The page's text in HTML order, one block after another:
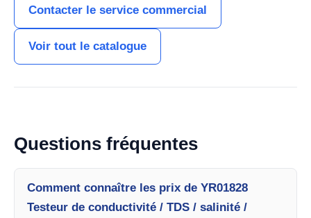
Contacter le service commercial
Voir tout le catalogue
Questions fréquentes
Comment connaître les prix de YR01828
Testeur de conductivité / TDS / salinité /